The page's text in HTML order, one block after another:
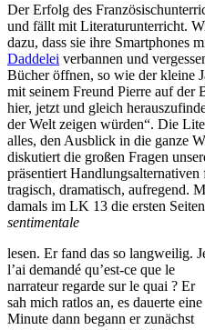
Der Erfolg des
und fällt mit Literaturunterricht.
dazu, dass sie ihre Smartphones
Daddelei verbannen und
Bücher öffnen, so wie der kleine
mit seinem Freund Pierre auf
hier, jetzt und gleich
der Welt zeigen würden“. Die
alles, den Ausblick in die ganze
diskutiert die großen Fragen
präsentiert
tragisch, dramatisch, aufregend.
damals im LK 13 die ersten
sentimentale
lesen. Er fand das so langweilig.
l’ai demandé qu’est-ce que le
narrateur regarde sur le quai ? Er
sah mich ratlos an, es dauerte eine
Minute dann begann er zunächst